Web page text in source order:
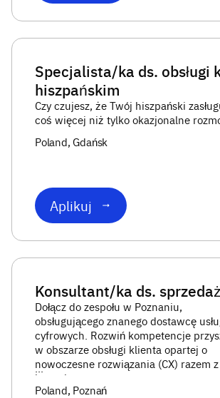
Specjalista/ka ds. obsługi
hiszpańskim
Czy czujesz, że Twój hiszpański
coś więcej niż tylko okazjonalne
jednej z najbardziej rozpoznawalnych
Poland, Gdańsk
Aplikuj
Konsultant/ka ds.
Dołącz do zespołu w Poznaniu,
obsługującego znanego dostawcę
cyfrowych. Rozwiń kompetencje
w obszarze obsługi klienta opartej o
nowoczesne rozwiązania (CX) razem
konsultant
...
Poland, Poznań